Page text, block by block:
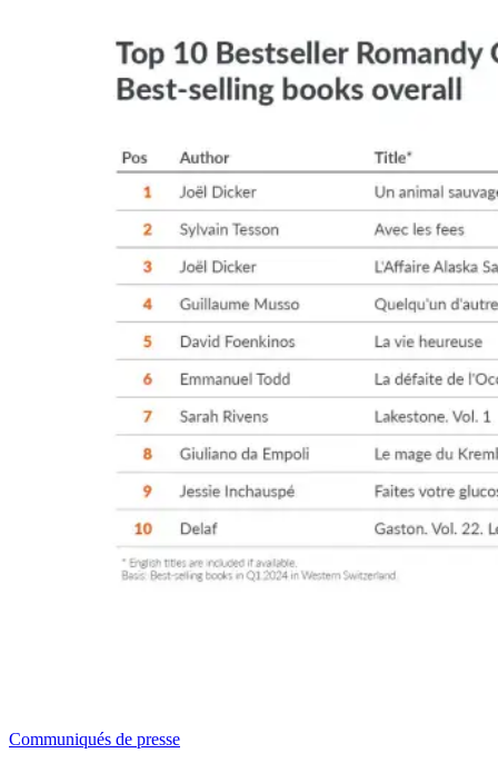
Communiqués de presse